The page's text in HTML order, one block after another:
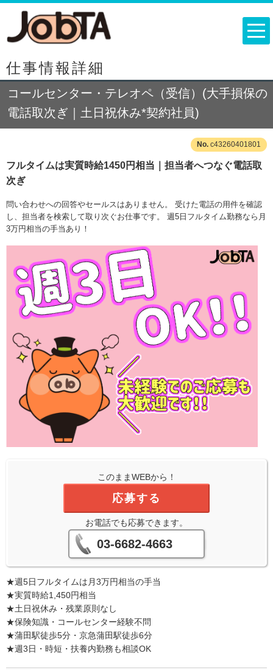
仕事情報詳細
コールセンター・テレオペ（受信）(大手損保の
電話取次ぎ｜土日祝休み*契約社員)
c43260401801
フルタイムは実質時給1450円相当｜担当者へつなぐ電話取
次ぎ
問い合わせへの回答やセールスはありません。 受けた電話の用件を確認
し、担当者を検索して取り次ぐお仕事です。 週5日フルタイム勤務なら月
3万円相当の手当あり！
このままWEBから！
応募する
お電話でも応募できます。
03-6682-4663
★週5日フルタイムは月3万円相当の手当
★実質時給1,450円相当
★土日祝休み・残業原則なし
★保険知識・コールセンター経験不問
★蒲田駅徒歩5分・京急蒲田駅徒歩6分
★週3日・時短・扶養内勤務も相談OK